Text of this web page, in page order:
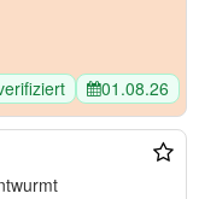
01.08.26
und Entwurmt